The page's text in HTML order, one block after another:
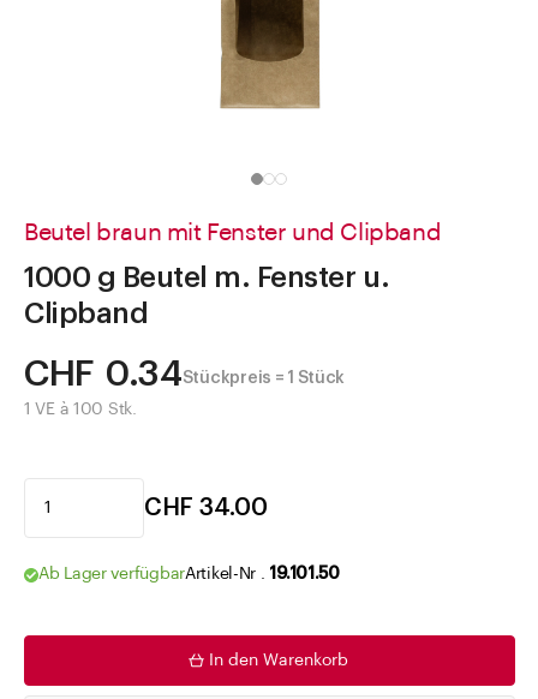
Beutel braun mit Fenster und Clipband
1000 g Beutel m. Fenster u.
Clipband
CHF 0.34Stückpreis = 1 Stück
1 VE à 100 Stk.
CHF 34.00
Ab Lager verfügbarArtikel-Nr . 19.101.50
In den Warenkorb